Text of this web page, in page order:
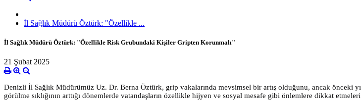
İl Sağlık Müdürü Öztürk: "Özellikle ...
İl Sağlık Müdürü Öztürk: "Özellikle Risk Grubundaki Kişiler Gripten Korunmalı"
21 Şubat 2025
Denizli İl Sağlık Müdürümüz Uz. Dr. Berna Öztürk, grip vakalarında mevsimsel bir artış olduğunu, ancak önceki
görülme sıklığının arttığı dönemlerde vatandaşların özellikle hijyen ve sosyal mesafe gibi önlemlere dikkat